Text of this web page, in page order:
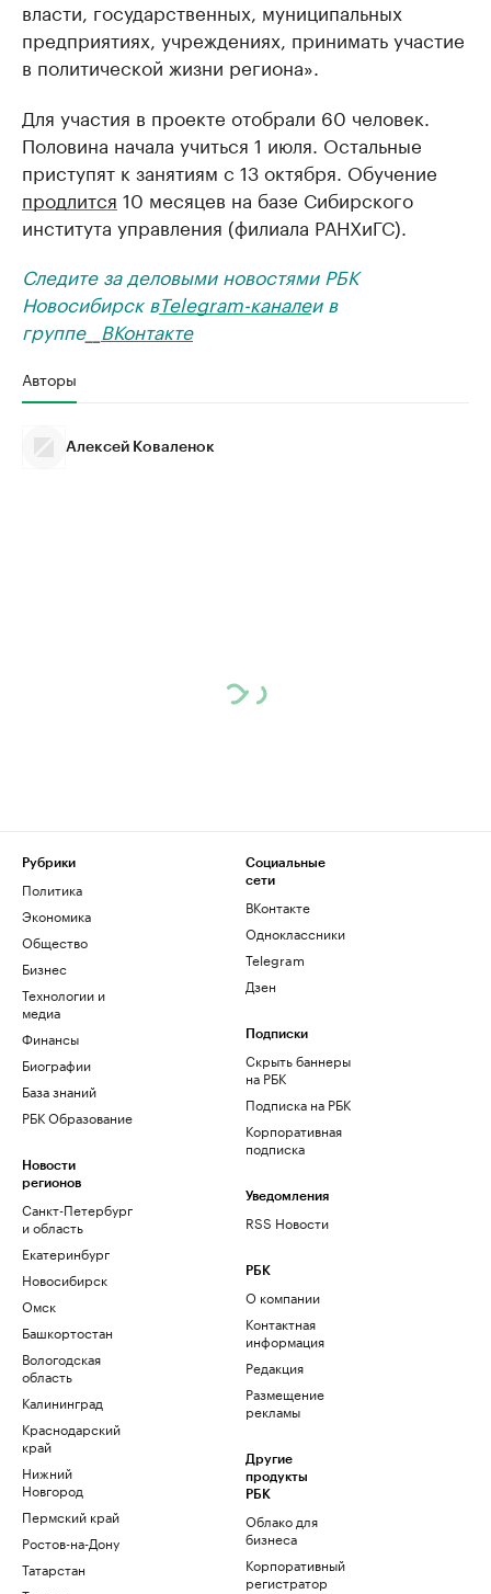
власти, государственных, муниципальных
предприятиях, учреждениях, принимать участие
в политической жизни региона».
Для участия в проекте отобрали 60 человек.
Половина начала учиться 1 июля. Остальные
приступят к занятиям с 13 октября. Обучение
продлится 10 месяцев на базе Сибирского
института управления (филиала РАНХиГС).
Следите за деловыми новостями РБК
Новосибирск вTelegram-каналеи в
группе__ ВКонтакте
Авторы
Алексей Коваленок
Рубрики
Политика
Экономика
Общество
Бизнес
Технологии и
медиа
Финансы
Биографии
База знаний
РБК Образование
Новости
регионов
Санкт-Петербург
и область
Екатеринбург
Новосибирск
Омск
Башкортостан
Вологодская
область
Калининград
Краснодарский
край
Нижний
Новгород
Пермский край
Ростов-на-Дону
Татарстан
Социальные
сети
ВКонтакте
Одноклассники
Telegram
Дзен
Подписки
Скрыть баннеры
на РБК
Подписка на РБК
Корпоративная
подписка
Уведомления
RSS Новости
РБК
О компании
Контактная
информация
Редакция
Размещение
рекламы
Другие
продукты
РБК
Облако для
бизнеса
Корпоративный
регистратор